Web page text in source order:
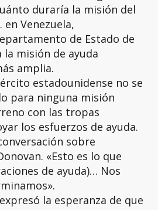
duraría la misión del
en Venezuela,
de Estado de
la misión de ayuda
amplia.
estadounidense no se
para ninguna misión
con las tropas
los esfuerzos de ayuda.
sobre
«Esto es lo que
de ayuda)… Nos
la esperanza de que